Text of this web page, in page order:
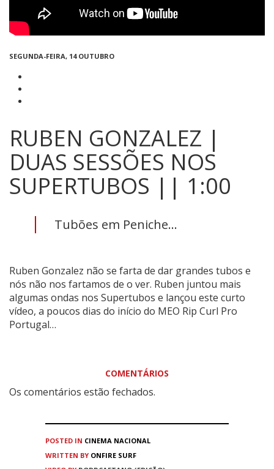
SEGUNDA-FEIRA, 14 OUTUBRO
RUBEN GONZALEZ |
DUAS SESSÕES NOS
SUPERTUBOS || 1:00
Tubões em Peniche...
Ruben Gonzalez não se farta de dar grandes tubos e
nós não nos fartamos de o ver. Ruben juntou mais
algumas ondas nos Supertubos e lançou este curto
vídeo, a poucos dias do início do MEO Rip Curl Pro
Portugal…
COMENTÁRIOS
Os comentários estão fechados.
POSTED IN CINEMA NACIONAL
WRITTEN BY ONFIRE SURF